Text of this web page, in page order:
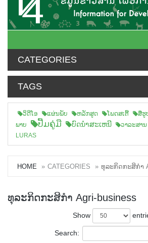
CATEGORIES
TAGS
ວິດີໂອ ແຜ່ນພັບ ຫລັກສູດ ໂພດສເຕີ້ ສືຮູ
ພາບ
ປື້ມຄູ່ມື ບົດນຳສະເຫນີ ວາລະສານ
LURAS
HOME CATEGORIES ທຸລະກິດກະສິກຳ
ທຸລະກິດກະສິກຳ Agri-business
Show
Search: